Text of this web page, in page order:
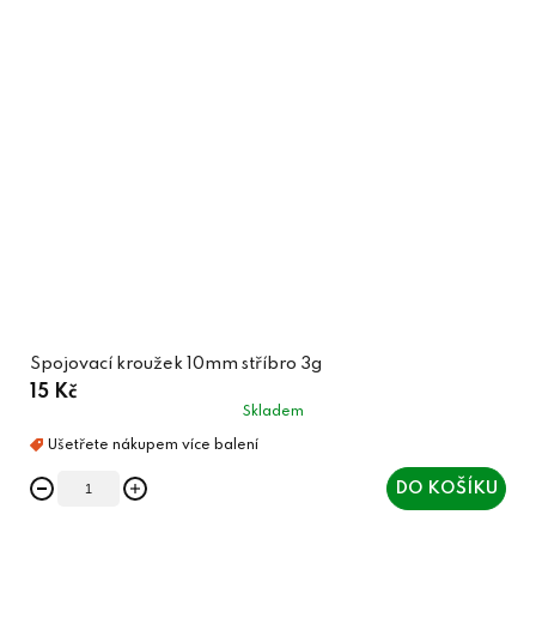
Spojovací kroužek 10mm stříbro 3g
15 Kč
Skladem
DO KOŠÍKU